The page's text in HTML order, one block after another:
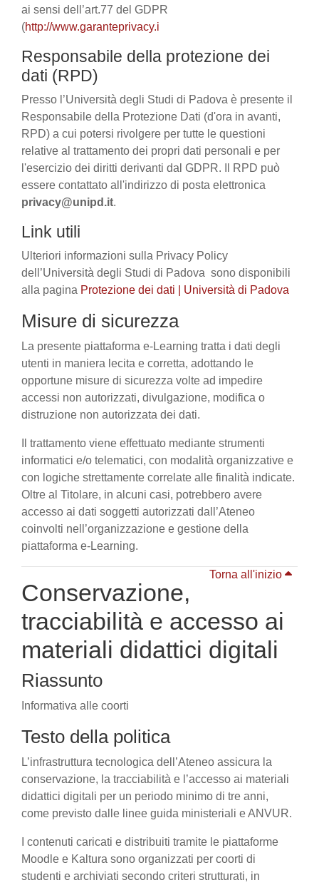
ai sensi dell’art.77 del GDPR
(http://www.garanteprivacy.i
Responsabile della protezione dei
dati (RPD)
Presso l’Università degli Studi di Padova è presente il
Responsabile della Protezione Dati (d'ora in avanti,
RPD) a cui potersi rivolgere per tutte le questioni
relative al trattamento dei propri dati personali e per
l'esercizio dei diritti derivanti dal GDPR. Il RPD può
essere contattato all'indirizzo di posta elettronica
privacy@unipd.it.
Link utili
Ulteriori informazioni sulla Privacy Policy
dell’Università degli Studi di Padova sono disponibili
alla pagina Protezione dei dati | Università di Padova
Misure di sicurezza
La presente piattaforma e-Learning tratta i dati degli
utenti in maniera lecita e corretta, adottando le
opportune misure di sicurezza volte ad impedire
accessi non autorizzati, divulgazione, modifica o
distruzione non autorizzata dei dati.
Il trattamento viene effettuato mediante strumenti
informatici e/o telematici, con modalità organizzative e
con logiche strettamente correlate alle finalità indicate.
Oltre al Titolare, in alcuni casi, potrebbero avere
accesso ai dati soggetti autorizzati dall’Ateneo
coinvolti nell’organizzazione e gestione della
piattaforma e-Learning.
Torna all'inizio
Conservazione,
tracciabilità e accesso ai
materiali didattici digitali
Riassunto
Informativa alle coorti
Testo della politica
L’infrastruttura tecnologica dell’Ateneo assicura la
conservazione, la tracciabilità e l’accesso ai materiali
didattici digitali per un periodo minimo di tre anni,
come previsto dalle linee guida ministeriali e ANVUR.
I contenuti caricati e distribuiti tramite le piattaforme
Moodle e Kaltura sono organizzati per coorti di
studenti e archiviati secondo criteri strutturati, in